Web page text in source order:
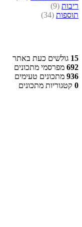
ריבות (9)
תוספות (34)
15 גולשים כעת באתר
692 מפרסמי מתכונים
936 מתכונים טעימים
0 קטגוריות מתכונים